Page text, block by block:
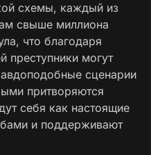
схемы, каждый из
свыше миллиона
что благодаря
преступники могут
сценарии
притворяются
себя как настоящие
и поддерживают